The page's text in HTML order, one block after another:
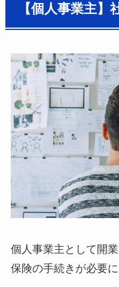
【個人事業主】
個人事業主として開
保険の手続きが必要に